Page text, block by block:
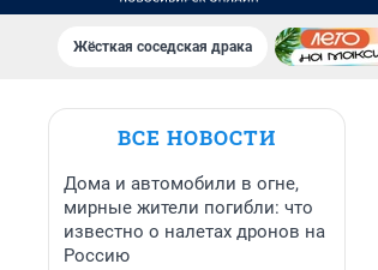
Жёсткая соседская драка
ВСЕ НОВОСТИ
Дома и автомобили в огне,
мирные жители погибли: что
известно о налетах дронов на
Россию